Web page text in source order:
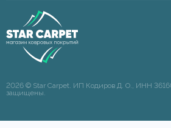
2026 © Star Carpet. ИП Кодиров Д. О., ИНН
защищены.